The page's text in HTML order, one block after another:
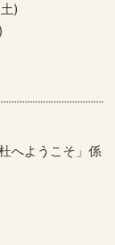
)
へようこそ」係